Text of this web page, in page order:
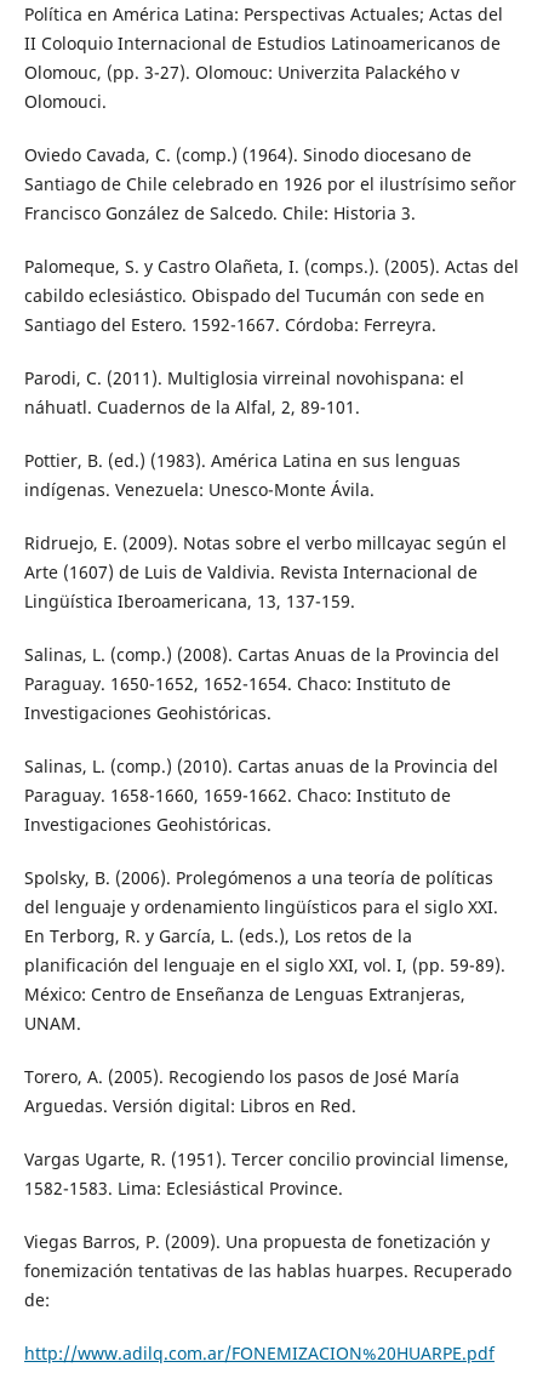
Política en América Latina: Perspectivas Actuales; Actas del
II Coloquio Internacional de Estudios Latinoamericanos de
Olomouc, (pp. 3-27). Olomouc: Univerzita Palackého v
Olomouci.
Oviedo Cavada, C. (comp.) (1964). Sinodo diocesano de
Santiago de Chile celebrado en 1926 por el ilustrísimo señor
Francisco González de Salcedo. Chile: Historia 3.
Palomeque, S. y Castro Olañeta, I. (comps.). (2005). Actas del
cabildo eclesiástico. Obispado del Tucumán con sede en
Santiago del Estero. 1592-1667. Córdoba: Ferreyra.
Parodi, C. (2011). Multiglosia virreinal novohispana: el
náhuatl. Cuadernos de la Alfal, 2, 89-101.
Pottier, B. (ed.) (1983). América Latina en sus lenguas
indígenas. Venezuela: Unesco-Monte Ávila.
Ridruejo, E. (2009). Notas sobre el verbo millcayac según el
Arte (1607) de Luis de Valdivia. Revista Internacional de
Lingüística Iberoamericana, 13, 137-159.
Salinas, L. (comp.) (2008). Cartas Anuas de la Provincia del
Paraguay. 1650-1652, 1652-1654. Chaco: Instituto de
Investigaciones Geohistóricas.
Salinas, L. (comp.) (2010). Cartas anuas de la Provincia del
Paraguay. 1658-1660, 1659-1662. Chaco: Instituto de
Investigaciones Geohistóricas.
Spolsky, B. (2006). Prolegómenos a una teoría de políticas
del lenguaje y ordenamiento lingüísticos para el siglo XXI.
En Terborg, R. y García, L. (eds.), Los retos de la
planificación del lenguaje en el siglo XXI, vol. I, (pp. 59-89).
México: Centro de Enseñanza de Lenguas Extranjeras,
UNAM.
Torero, A. (2005). Recogiendo los pasos de José María
Arguedas. Versión digital: Libros en Red.
Vargas Ugarte, R. (1951). Tercer concilio provincial limense,
1582-1583. Lima: Eclesiástical Province.
Viegas Barros, P. (2009). Una propuesta de fonetización y
fonemización tentativas de las hablas huarpes. Recuperado
de:
http://www.adilq.com.ar/FONEMIZACION%20HUARPE.pdf